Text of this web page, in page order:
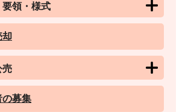
要領・様式
却
売
の募集